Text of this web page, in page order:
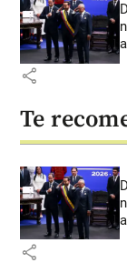
share
Te
share